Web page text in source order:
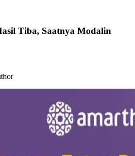
Tiba, Saatnya Modalin